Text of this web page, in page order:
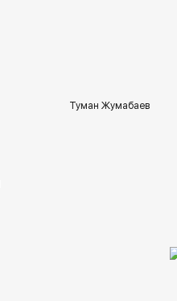
Туман Жумабаев